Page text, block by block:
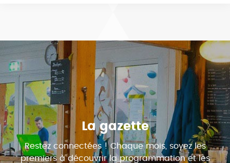
La gazette
Restez connectées ! Chaque mois, soyez les
premiers à découvrir la programmation et les